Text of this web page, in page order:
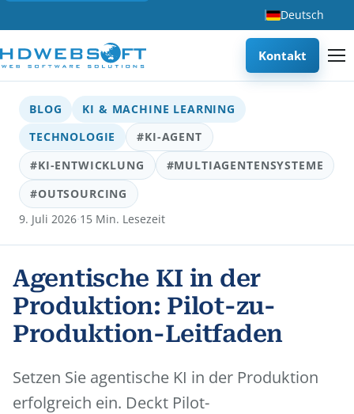
Deutsch
Kontakt
BLOG
KI & MACHINE LEARNING
TECHNOLOGIE
#KI-AGENT
#KI-ENTWICKLUNG
#MULTIAGENTENSYSTEME
#OUTSOURCING
9. Juli 2026·15 Min. Lesezeit
Agentische KI in der
Produktion: Pilot-zu-
Produktion-Leitfaden
Setzen Sie agentische KI in der Produktion
erfolgreich ein. Deckt Pilot-